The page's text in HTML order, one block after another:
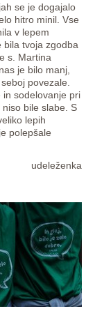
se je dogajalo
hitro minil. Vse
v lepem
bila tvoja zgodba
s. Martina
je bilo manj,
povezale.
in sodelovanje pri
bile slabe. S
lepih
polepšale
udeleženka